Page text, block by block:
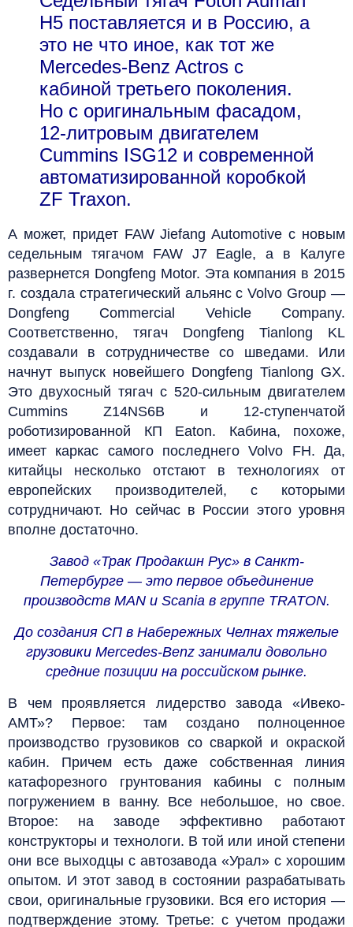
H5 поставляется и в Россию, а
это не что иное, как тот же
Mercedes-Benz Actros с
кабиной третьего поколения.
Но с оригинальным фасадом,
12‑литровым двигателем
Cummins ISG12 и современной
автоматизированной коробкой
ZF Traxon.
А может, придет FAW Jiefang Automotive с новым
седельным тягачом FAW J7 Eagle, а в Калуге
развернется Dongfeng Motor. Эта компания в 2015
г. создала стратегический альянс с Volvo Group —
Dongfeng Commercial Vehicle Company.
Соответственно, тягач Dongfeng Tianlong KL
создавали в сотрудничестве со шведами. Или
начнут выпуск новейшего Dongfeng Tianlong GX.
Это двухосный тягач с 520‑сильным двигателем
Cummins Z14NS6B и 12‑ступенчатой
роботизированной КП Eaton. Кабина, похоже,
имеет каркас самого последнего Volvo FH. Да,
китайцы несколько отстают в технологиях от
европейских производителей, с которыми
сотрудничают. Но сейчас в России этого уровня
вполне достаточно.
Завод «Трак Продакшн Рус» в Санкт-
Петербурге — это первое объединение
производств MAN и Scania в группе TRATON.
До создания СП в Набережных Челнах тяжелые
грузовики Mercedes-Benz занимали довольно
средние позиции на российском рынке.
В чем проявляется лидерство завода «Ивеко-
АМТ»? Первое: там создано полноценное
производство грузовиков со сваркой и окраской
кабин. Причем есть даже собственная линия
катафорезного грунтования кабины с полным
погружением в ванну. Все небольшое, но свое.
Второе: на заводе эффективно работают
конструкторы и технологи. В той или иной степени
они все выходцы с автозавода «Урал» с хорошим
опытом. И этот завод в состоянии разрабатывать
свои, оригинальные грузовики. Вся его история —
подтверждение этому. Третье: с учетом продажи